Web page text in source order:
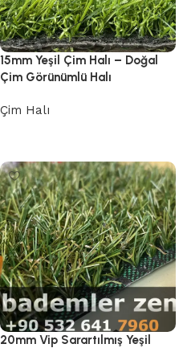
15mm Yeşil Çim Halı – Doğal
Çim Görünümlü Halı
Çim Halı
20mm Vip Sarartılmış Yeşil